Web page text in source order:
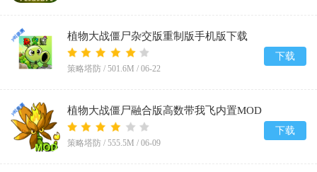
植物大战僵尸杂交版重制版手机版下载
v0.23.0.0
策略塔防 / 501.6M / 06-22
下载
植物大战僵尸融合版高数带我飞内置MOD
菜单(PlantsVsZombiesRH-Mod)v3.7
策略塔防 / 555.5M / 06-09
下载